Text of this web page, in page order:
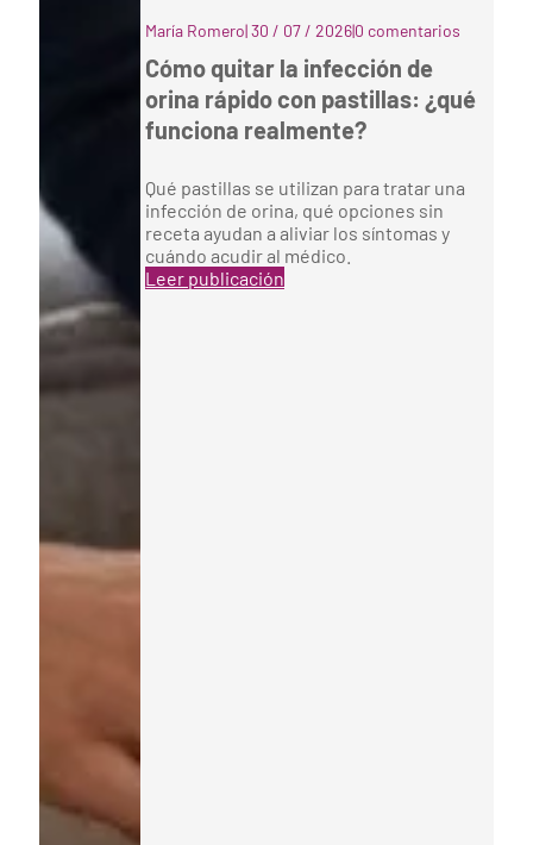
María Romero|30 / 07 / 2026|0 comentarios
Cómo quitar la infección de
orina rápido con pastillas: ¿qué
funciona realmente?
Qué pastillas se utilizan para tratar una
infección de orina, qué opciones sin
receta ayudan a aliviar los síntomas y
cuándo acudir al médico.
Leer publicación